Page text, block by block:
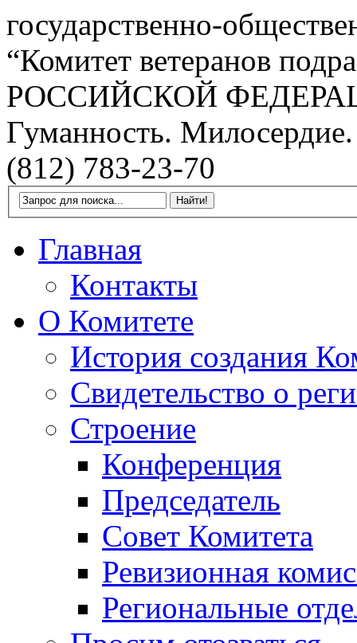
государственно-
“Комитет ветеранов
РОССИЙСКОЙ
Гуманность.
(812) 783-23-70
Главная
Контакты
О Комитете
История создания
Свидетельство о
Строение
Конференция
Председатель
Совет Комитета
Ревизионная
Региональные